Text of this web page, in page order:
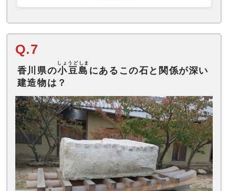
Q.7
香川県の小豆島
しょうどしま
にあるこの石と関係が深い
建造物は？